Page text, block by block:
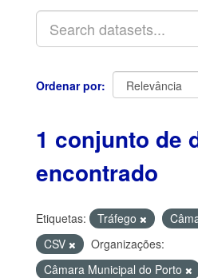
Ordenar por
1 conjunto de
encontrado
Etiquetas: Tráfego
CSV
Organizações:
Câmara Municipal do Porto